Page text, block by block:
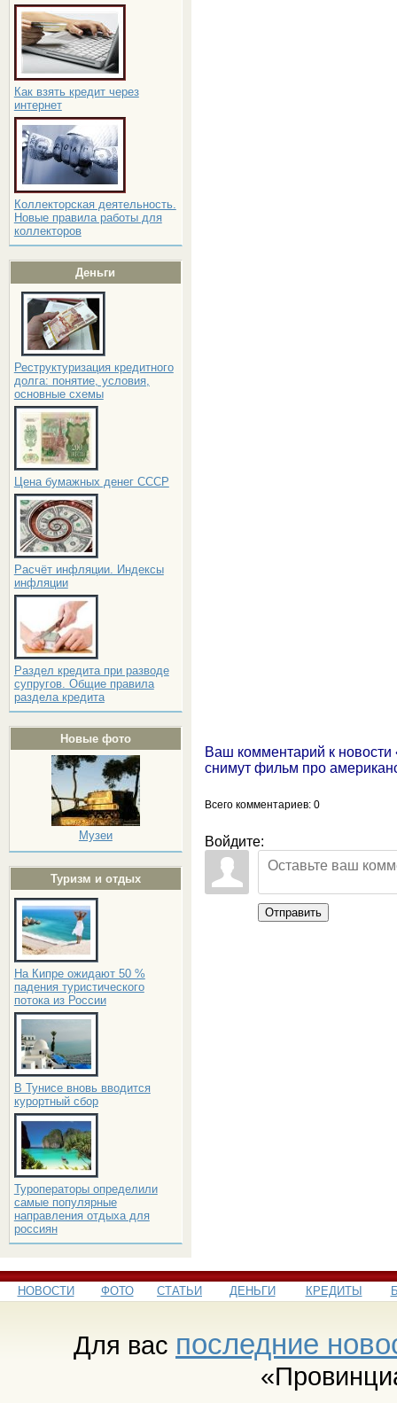
Как взять кредит через
интернет
Коллекторская деятельность.
Новые правила работы для
коллекторов
Деньги
Реструктуризация кредитного
долга: понятие, условия,
основные схемы
Цена бумажных денег СССР
Расчёт инфляции. Индексы
инфляции
Раздел кредита при разводе
супругов. Общие правила
раздела кредита
Новые фото
Музеи
Туризм и отдых
На Кипре ожидают 50 %
падения туристического
потока из России
В Тунисе вновь вводится
курортный сбор
Туроператоры определили
самые популярные
направления отдыха для
россиян
Ваш комментарий к
снимут фильм про
Всего комментариев: 0
Войдите:
Отправить
НОВОСТИ ФОТО СТАТЬИ ДЕНЬГИ КРЕДИТЫ
Для вас последние